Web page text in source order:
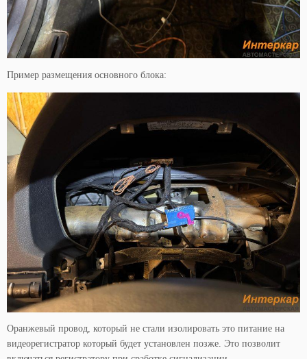
Пример размещения основного блока:
Оранжевый провод, который не стали изолировать это питание на
видеорегистратор который будет установлен позже. Это позволит